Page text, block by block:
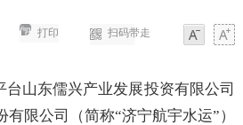
扫码带走
打印
山东儒兴产业发展投资有限公司
限公司（简称“济宁航宇水运”）